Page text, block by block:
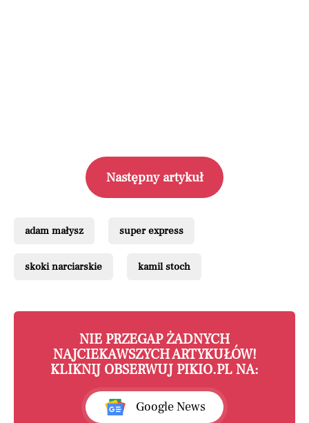
Następny artykuł
adam małysz super express
skoki narciarskie kamil stoch
NIE PRZEGAP ŻADNYCH
NAJCIEKAWSZYCH ARTYKUŁÓW!
KLIKNIJ OBSERWUJ PIKIO.PL NA:
Google News